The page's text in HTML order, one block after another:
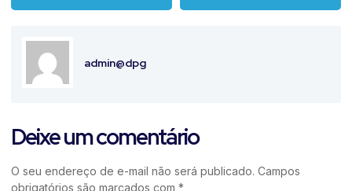
admin@dpg
Deixe um comentário
O seu endereço de e-mail não será publicado. Campos
obrigatórios são marcados com *